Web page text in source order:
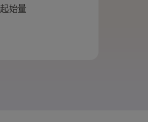
起始量